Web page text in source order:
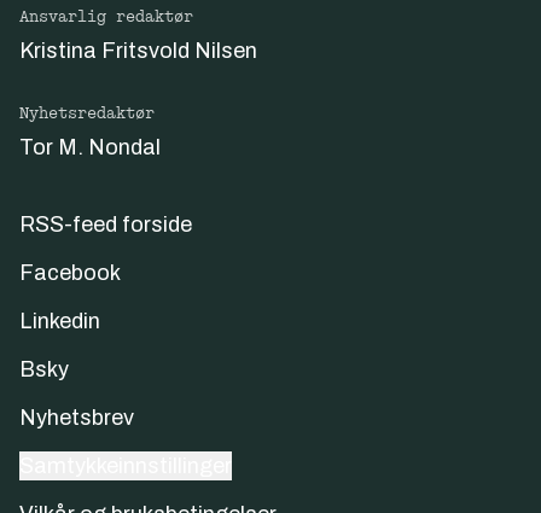
Ansvarlig redaktør
Kristina Fritsvold Nilsen
Nyhetsredaktør
Tor M. Nondal
RSS-feed forside
Facebook
Linkedin
Bsky
Nyhetsbrev